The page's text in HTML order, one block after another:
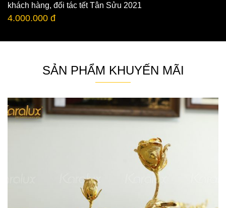
khách hàng, đối tác tết Tân Sửu 2021
4.000.000 đ
SẢN PHẨM KHUYẾN MÃI